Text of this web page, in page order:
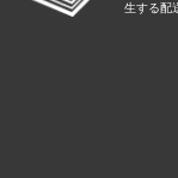
生する配